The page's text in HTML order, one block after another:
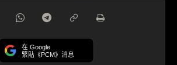
在 Google
緊貼《PCM》消息